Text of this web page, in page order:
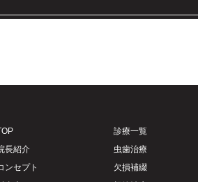
長紹介
ンセプト
診療一覧
虫歯治療
欠損補綴